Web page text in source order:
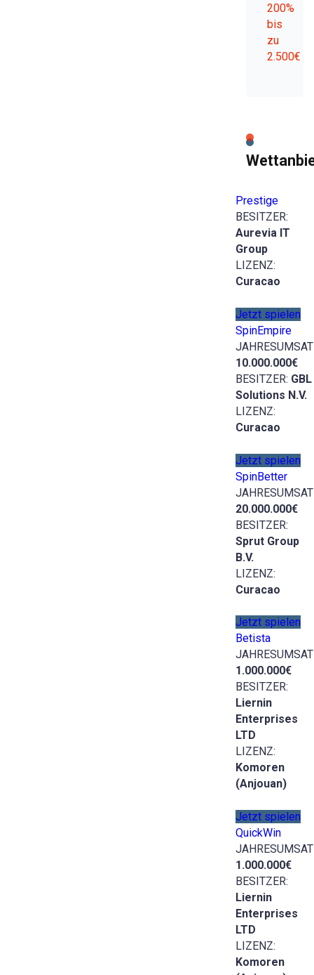
200%
bis
zu
2.500€
Prestige
BESITZER:
Aurevia IT
Group
LIZENZ:
Curacao
Jetzt spielen
SpinEmpire
10.000.000€
BESITZER: GBL
Solutions N.V.
LIZENZ:
Curacao
Jetzt spielen
SpinBetter
20.000.000€
BESITZER:
Sprut Group
B.V.
LIZENZ:
Curacao
Jetzt spielen
Betista
1.000.000€
BESITZER:
Liernin
Enterprises
LTD
LIZENZ:
Komoren
(Anjouan)
Jetzt spielen
QuickWin
1.000.000€
BESITZER:
Liernin
Enterprises
LTD
LIZENZ:
Komoren